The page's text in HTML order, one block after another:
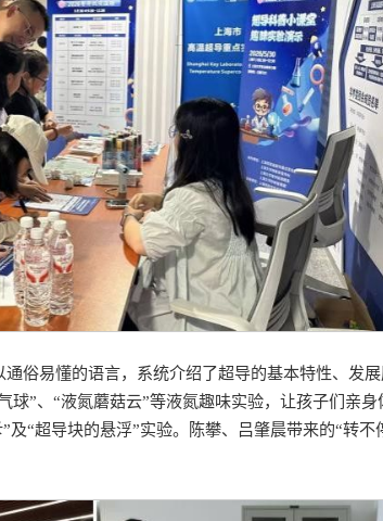
俗易懂的语言，系统介绍了超导的基本特性、发
”、“液氮蘑菇云”等液氮趣味实验，让孩子们亲
“超导块的悬浮”实验。陈攀、吕肇晨带来的“转